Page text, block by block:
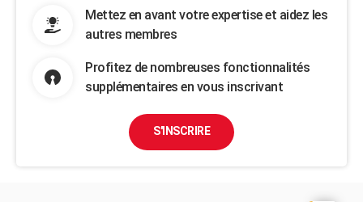
Mettez en avant votre expertise et aidez les
autres membres
Profitez de nombreuses fonctionnalités
supplémentaires en vous inscrivant
S'INSCRIRE